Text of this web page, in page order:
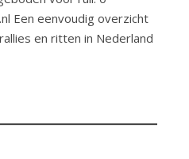
Een eenvoudig overzicht
en ritten in Nederland